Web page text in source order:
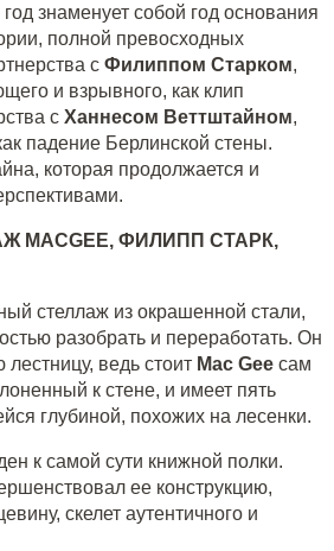
год знаменует собой год основания
полной превосходных
с Филиппом Старком,
и взрывного, как клип
с Ханнесом Веттштайном,
падение Берлинской стены.
которая продолжается и
MACGEE, ФИЛИПП СТАРК,
стеллаж из окрашенной стали,
разобрать и переработать. Он
ведь стоит Mac Gee сам
к стене, и имеет пять
глубиной, похожих на лесенки.
к самой сути книжной полки.
ее конструкцию,
скелет аутентичного и